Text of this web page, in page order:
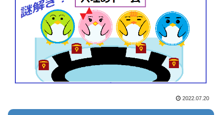
2022.07.20